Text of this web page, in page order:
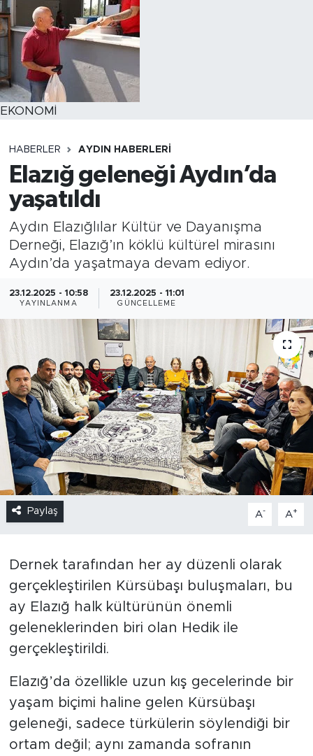
EKONOMİ
HABERLER AYDIN HABERLERI
Elazığ geleneği Aydın’da
yaşatıldı
Aydın Elazığlılar Kültür ve Dayanışma
Derneği, Elazığ’ın köklü kültürel mirasını
Aydın’da yaşatmaya devam ediyor.
23.12.2025 - 10:58
YAYINLANMA
23.12.2025 - 11:01
GÜNCELLEME
Paylaş A- A+
Dernek tarafından her ay düzenli olarak
gerçekleştirilen Kürsübaşı buluşmaları, bu
ay Elazığ halk kültürünün önemli
geleneklerinden biri olan Hedik ile
gerçekleştirildi.
Elazığ’da özellikle uzun kış gecelerinde bir
yaşam biçimi haline gelen Kürsübaşı
geleneği, sadece türkülerin söylendiği bir
ortam değil; aynı zamanda sofranın